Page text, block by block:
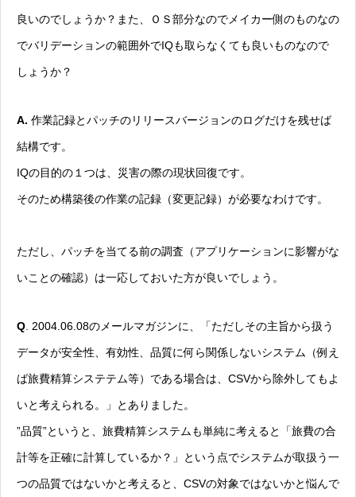
良いのでしょうか？また、ＯＳ部分なのでメイカー側のものなの
でバリデーションの範囲外でIQも取らなくても良いものなので
しょうか？
A. 作業記録とパッチのリリースバージョンのログだけを残せば
結構です。
IQの目的の１つは、災害の際の現状回復です。
そのため構築後の作業の記録（変更記録）が必要なわけです。
ただし、パッチを当てる前の調査（アプリケーションに影響がな
いことの確認）は一応しておいた方が良いでしょう。
Q . 2004.06.08のメールマガジンに、「ただしその主旨から扱う
データが安全性、有効性、品質に何ら関係しないシステム（例え
ば旅費精算システテム等）である場合は、CSVから除外してもよ
いと考えられる。」とありました。
”品質”というと、旅費精算システムも単純に考えると「旅費の合
計等を正確に計算しているか？」という点でシステムが取扱う一
つの品質ではないかと考えると、CSVの対象ではないかと悩んで